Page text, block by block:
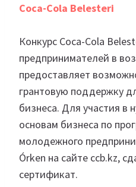
Coca-Cola Belesteri
Конкурс Coca-Cola
предпринимателей в
предоставляет
грантовую поддержку
бизнеса. Для участия в
основам бизнеса по
молодежного
Órken на сайте ccb.kz,
сертификат.